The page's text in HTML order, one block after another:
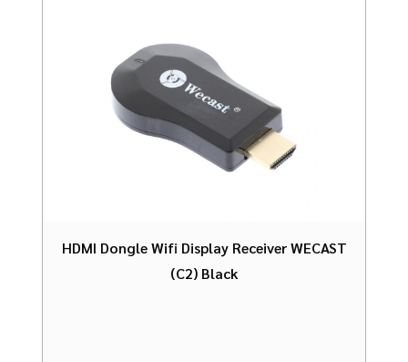
HDMI Dongle Wifi Display Receiver WECAST
(C2) Black